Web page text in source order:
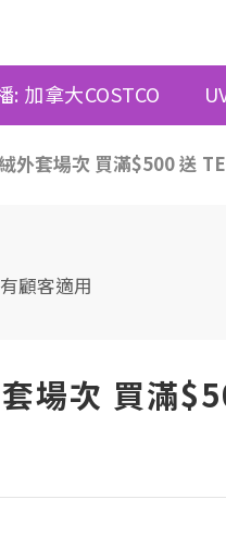
: 加拿大COSTCO
外套場次 買滿$500 送
顧客適用
場次 買滿